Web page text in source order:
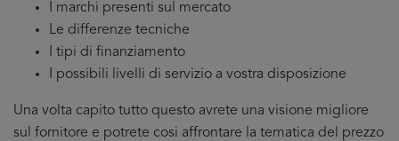
I marchi presenti sul mercato
Le differenze tecniche
I tipi di finanziamento
I possibili livelli di servizio a vostra disposizione
Una volta capito tutto questo avrete una visione migliore
sul fornitore e potrete cosi affrontare la tematica del prezzo